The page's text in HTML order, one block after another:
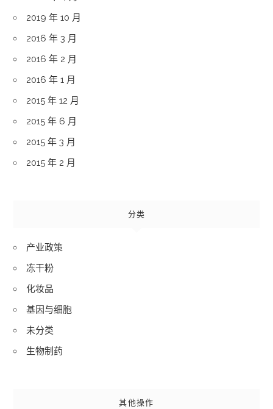
2019 年 10 月
2016 年 3 月
2016 年 2 月
2016 年 1 月
2015 年 12 月
2015 年 6 月
2015 年 3 月
2015 年 2 月
分类
产业政策
冻干粉
化妆品
基因与细胞
未分类
生物制药
其他操作